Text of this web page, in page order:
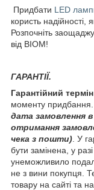
Придбати LED
користь надійності,
Розпочніть
від BIOM!
ГАРАНТІЇ.
Гарантійний термін
моменту придбання.
дата замовлення
отримання
чека з пошти) . У
бути замінена, у
унеможливило
не з вини покупця.
товару на сайті та